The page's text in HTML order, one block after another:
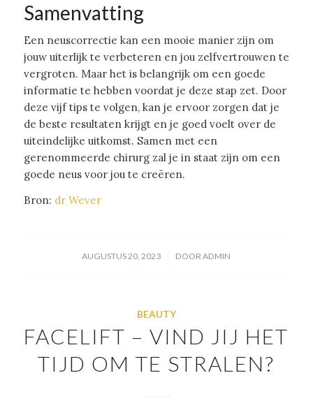
Samenvatting
Een neuscorrectie kan een mooie manier zijn om
jouw uiterlijk te verbeteren en jou zelfvertrouwen te
vergroten. Maar het is belangrijk om een goede
informatie te hebben voordat je deze stap zet. Door
deze vijf tips te volgen, kan je ervoor zorgen dat je
de beste resultaten krijgt en je goed voelt over de
uiteindelijke uitkomst. Samen met een
gerenommeerde chirurg zal je in staat zijn om een
goede neus voor jou te creëren.
Bron: dr Wever
AUGUSTUS 20, 2023
/ DOORADMIN
BEAUTY
FACELIFT – VIND JIJ HET
TIJD OM TE STRALEN?